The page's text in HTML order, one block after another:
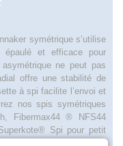
symétrique s’utilise
et efficace pour
ne peut pas
offre une stabilité de
à spi facilite l’envoi et
nos spis symétriques
Fibermax44 ® NFS44
Spi pour petit
d’un grammage léger.